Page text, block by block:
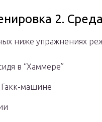
2.
ниже упражнениях
в “Хаммере”
машине